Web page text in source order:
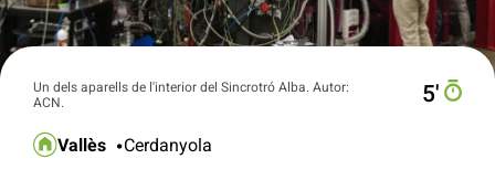
Un dels aparells de l'interior del Sincrotró Alba. Autor:
ACN.
5′
Vallès Cerdanyola